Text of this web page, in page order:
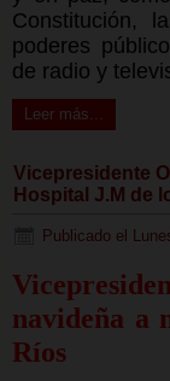
Constitución,
poderes
de radio y
Leer más...
Vicepresidente
Hospital J.M de
Publicado el
navideña a
Ríos